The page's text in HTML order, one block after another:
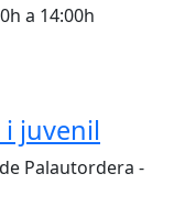
a 14:00h
i juvenil
Palautordera -